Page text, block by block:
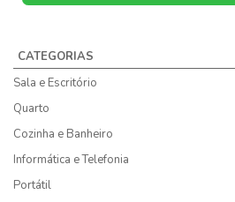
CATEGORIAS
Sala e Escritório
Quarto
Cozinha e Banheiro
Informática e Telefonia
Portátil